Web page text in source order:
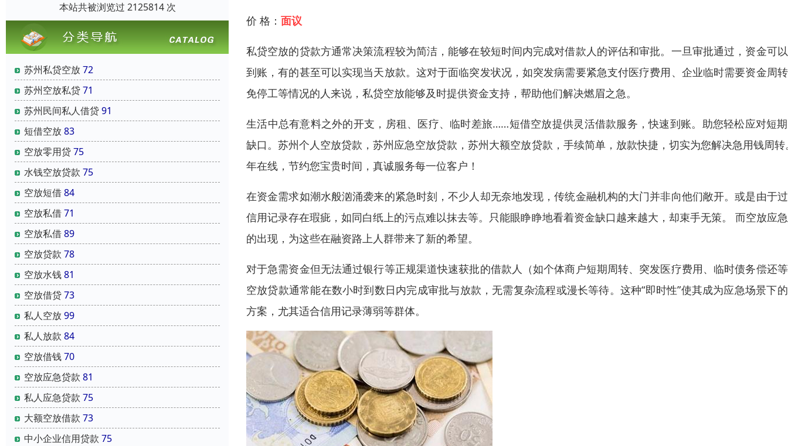
本站共被浏览过 2125814 次
苏州私贷空放72
苏州空放私贷71
苏州民间私人借贷91
短借空放83
空放零用贷75
水钱空放贷款 75
空放短借84
空放私借71
空放私借89
空放贷款 78
空放水钱81
空放借贷73
私人空放99
私人放款 84
空放借钱70
空放应急贷款 81
私人应急贷款 75
大额空放借款 73
中小企业信用贷款 75
价 格： 面议
私贷空放的贷款方通常决策流程较为简洁，能够在较短时间内完成对借款人的评估和审批。一旦审批通过，资金可
到账，有的甚至可以实现当天放款。这对于面临突发状况，如突发病需要紧急支付医疗费用、企业临时需要资金周
免停工等情况的人来说，私贷空放能够及时提供资金支持，帮助他们解决燃眉之急。
生活中总有意料之外的开支，房租、医疗、临时差旅……短借空放提供灵活借款服务，快速到账。助您轻松应对短
缺口。苏州个人空放贷款，苏州应急空放贷款，苏州大额空放贷款，手续简单，放款快捷，切实为您解决急用钱周转
年在线，节约您宝贵时间，真诚服务每一位客户！
在资金需求如潮水般汹涌袭来的紧急时刻，不少人却无奈地发现，传统金融机构的大门并非向他们敞开。或是由于
信用记录存在瑕疵，如同白纸上的污点难以抹去等。只能眼睁睁地看着资金缺口越来越大，却束手无策。 而空放应
的出现，为这些在融资路上人群带来了新的希望。
对于急需资金但无法通过银行等正规渠道快速获批的借款人（如个体商户短期周转、突发医疗费用、临时债务偿还
空放贷款通常能在数小时到数日内完成审批与放款，无需复杂流程或漫长等待。这种“即时性”使其成为应急场景下
方案，尤其适合信用记录薄弱等群体。